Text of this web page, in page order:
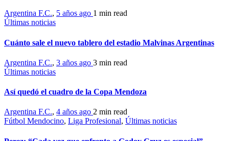
Argentina F.C., 5 años ago 1 min read
Últimas noticias
Cuánto sale el nuevo tablero del estadio Malvinas Argentinas
Argentina F.C., 3 años ago 3 min read
Últimas noticias
Así quedó el cuadro de la Copa Mendoza
Argentina F.C., 4 años ago 2 min read
Fútbol Mendocino, Liga Profesional, Últimas noticias